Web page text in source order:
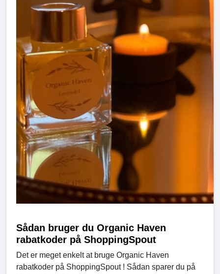
Sådan bruger du Organic Haven
rabatkoder på ShoppingSpout
Det er meget enkelt at bruge Organic Haven
rabatkoder på ShoppingSpout ! Sådan sparer du på